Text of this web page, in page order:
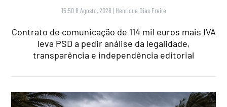
15:50 8 Agosto, 2026 | Henrique Dias Freire
Contrato de comunicação de 114 mil euros mais IVA
leva PSD a pedir análise da legalidade,
transparência e independência editorial